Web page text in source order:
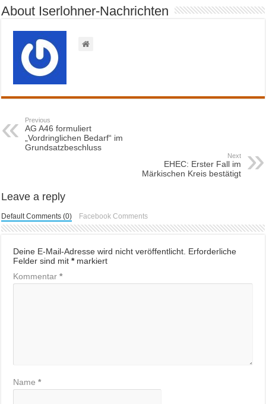
About Iserlohner-Nachrichten
Previous
AG A46 formuliert
„Vordringlichen Bedarf“ im
Grundsatzbeschluss
Next
EHEC: Erster Fall im
Märkischen Kreis bestätigt
Leave a reply
Default Comments (0) Facebook Comments
Deine E-Mail-Adresse wird nicht veröffentlicht. Erforderliche
Felder sind mit*markiert
Kommentar*
Name*